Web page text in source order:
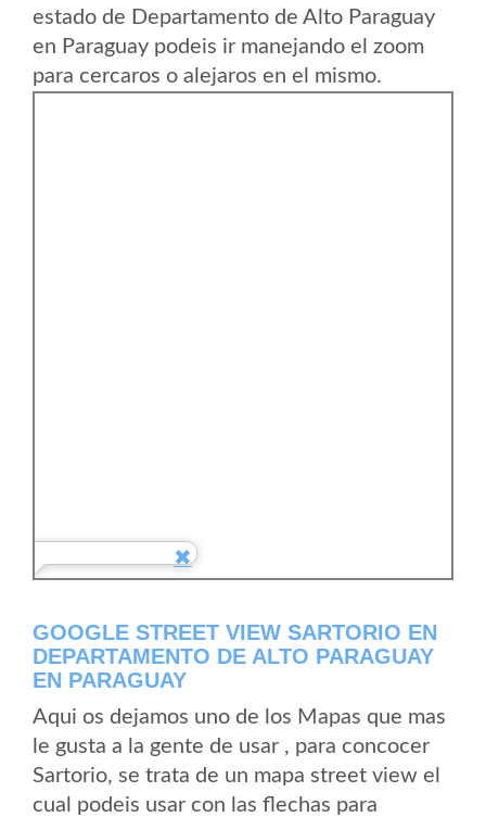
estado de Departamento de Alto Paraguay
en Paraguay podeis ir manejando el zoom
para cercaros o alejaros en el mismo.
GOOGLE STREET VIEW SARTORIO EN
DEPARTAMENTO DE ALTO PARAGUAY
EN PARAGUAY
Aqui os dejamos uno de los Mapas que mas
le gusta a la gente de usar , para concocer
Sartorio, se trata de un mapa street view el
cual podeis usar con las flechas para